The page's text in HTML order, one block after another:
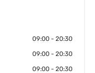
09:00 - 20:30
09:00 - 20:30
09:00 - 20:30